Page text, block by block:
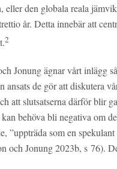
eller den globala reala
år. Detta innebär att
2
Jonung ägnar vårt inlägg
ansats de gör att diskutera
att slutsatserna därför blir
behöva bli negativa om
”uppträda som en
och Jonung 2023b, s 76).